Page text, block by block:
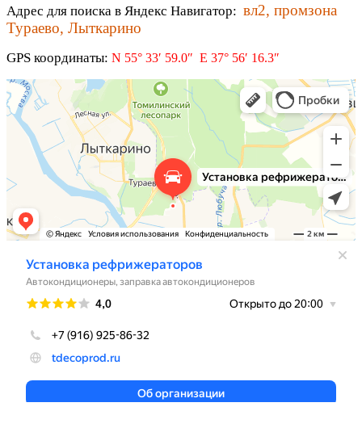
Адрес для поиска в Яндекс Навигатор: вл2, промзона
Тураево, Лыткарино
GPS координаты: N 55° 33′ 59.0″ E 37° 56′ 16.3″